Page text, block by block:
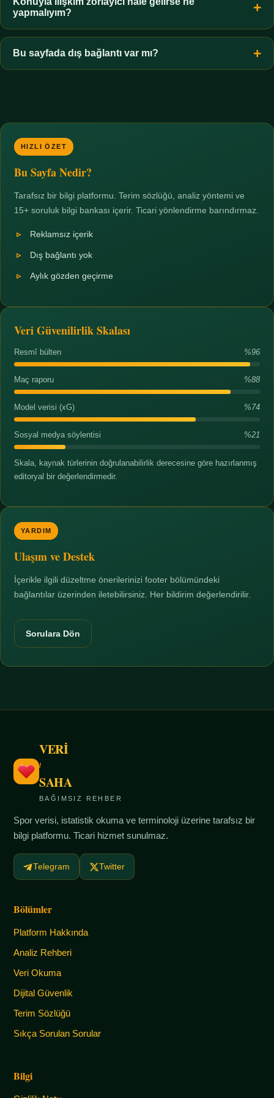
zorunluluktur.
yapmalıyım?
Zaman sınırı koyun, harcadığınız süreyi ölçün ve gerekirse
profesyonel destek alın. Türkiye'de ücretsiz danışma hatları
mevcuttur; yardım istemek güçlü bir adımdır.
Bu sayfada dış bağlantı var mı?
HIZLI ÖZET
Bu Sayfa Nedir?
Tarafsız bir bilgi platformu. Terim sözlüğü, analiz yöntemi ve
15+ soruluk bilgi bankası içerir. Ticari yönlendirme barındırmaz.
Reklamsız içerik
Dış bağlantı yok
Aylık gözden geçirme
Veri Güvenilirlik Skalası
Resmî bülten %96
Maç raporu %88
Model verisi (xG) %74
Sosyal medya söylentisi %21
Skala, kaynak türlerinin doğrulanabilirlik derecesine göre hazırlanmış
editoryal bir değerlendirmedir.
YARDIM
Ulaşım ve Destek
İçerikle ilgili düzeltme önerilerinizi footer bölümündeki
bağlantılar üzerinden iletebilirsiniz. Her bildirim değerlendirilir.
Sorulara Dön
VERİ
/
SAHA
BAĞIMSIZ REHBER
Spor verisi, istatistik okuma ve terminoloji üzerine tarafsız bir
bilgi platformu. Ticari hizmet sunulmaz.
Telegram Twitter
Bölümler
Platform Hakkında
Analiz Rehberi
Veri Okuma
Dijital Güvenlik
Terim Sözlüğü
Sıkça Sorulan Sorular
Bilgi